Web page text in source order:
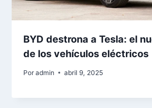
BYD destrona a Tesla: el
de los vehículos eléctricos
Poradmin abril 9, 2025